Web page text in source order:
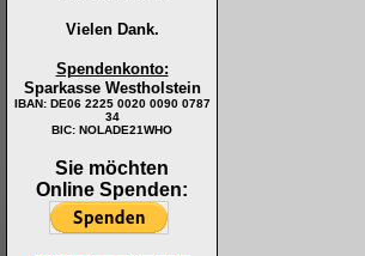
Vielen Dank.
Spendenkonto:
Sparkasse Westholstein
IBAN: DE06 2225 0020 0090 0787
34
BIC: NOLADE21WHO
Sie möchten
Online Spenden: